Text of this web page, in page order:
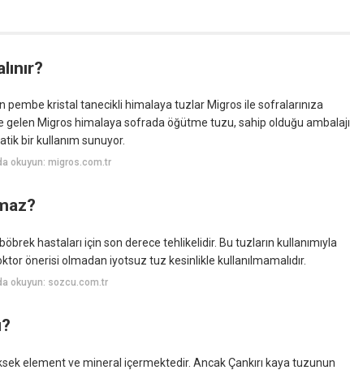
kristal tanecikli himalaya tuzlar Migros ile sofralarınıza
Migros himalaya sofrada öğütme tuzu, sahip olduğu ambalajı
bir kullanım sunuyor.
okuyun: migros.com.tr
hastaları için son derece tehlikelidir. Bu tuzların kullanımıyla
önerisi olmadan iyotsuz tuz kesinlikle kullanılmamalıdır.
okuyun: sozcu.com.tr
element ve mineral içermektedir. Ancak Çankırı kaya tuzunun